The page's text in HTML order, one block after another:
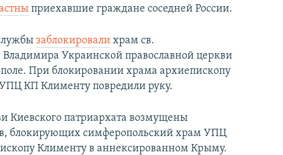
приехавшие граждане соседней России.
заблокировали храм св.
Украинской православной церкви
При блокировании храма архиепископу
КП Клименту повредили руку.
Киевского патриархата возмущены
блокирующих симферопольский храм УПЦ
Клименту в аннексированном Крыму.